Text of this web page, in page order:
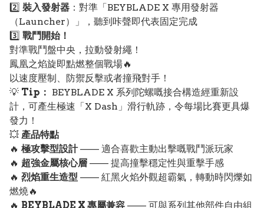
2️⃣ 裝入發射器 ：對準「BEYBLADE X 專用發射器
（Launcher）」，聽到咔聲即代表固定完成
3️⃣ 戰鬥開始！
對準戰鬥盤中央，拉動發射繩！
鳳凰之焰旋即點燃整個戰場🔥
以速度壓制、防禦反擊或者撞飛對手！
💡 Tip： BEYBLADE X 系列陀螺嘅接合構造經重新設
計，可產生極速「X Dash」滑行軌跡，令每場比賽更具爆
發力！
💥 產品特點
🔥 極攻擊型設計—— 適合喜歡主動出擊嘅戰鬥派玩家
🔥 超強金屬核心層 —— 提高撞擊穩定性與重擊手感
🔥 烈焰重生造型 —— 紅黑火焰外觀超霸氣，轉動時閃爍如
燃燒🔥
🔥 BEYBLADE X 專屬兼容 —— 可與系列其他部件自由組